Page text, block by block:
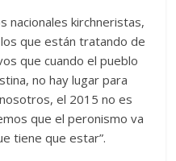
nacionales kirchneristas,
que están tratando de
que cuando el pueblo
no hay lugar para
el 2015 no es
que el peronismo va
tiene que estar”.